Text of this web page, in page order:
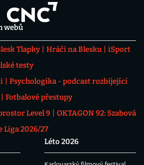
webů
Tlapky Hráči na Blesku
iSport
testy
Psychologika - podcast rozbíjející
Fotbalové přestupy
Level 9
OKTAGON 92: Szabová
Liga 2026/27
Léto 2026